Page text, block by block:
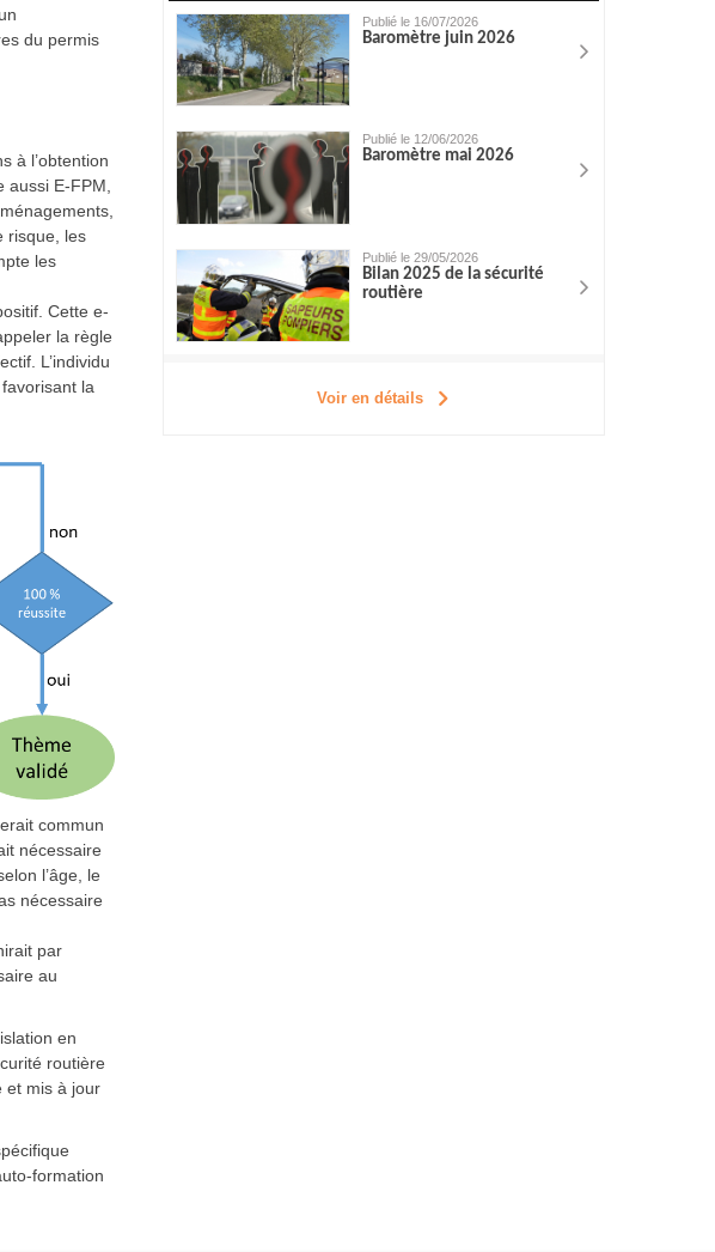
du permis
à l’obtention
E-FPM,
risque, les
les
Cette e-
la règle
L’individu
la
commun
nécessaire
l’âge, le
nécessaire
par
au
en
routière
et mis à jour
formation
Publié le 16/07/2026
Baromètre juin 2026
Publié le 12/06/2026
Baromètre mai 2026
Publié le 29/05/2026
Bilan 2025 de la sécurité
routière
Voir en détails